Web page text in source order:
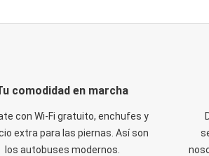
comodidad en marcha
con Wi-Fi gratuito, enchufes y
extra para las piernas. Así son
los autobuses modernos.